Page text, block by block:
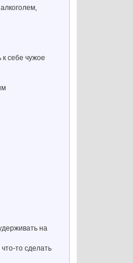
себе чужое
на
то сделать